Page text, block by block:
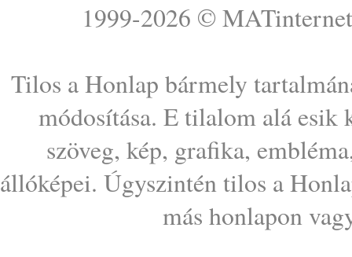
1999-2026 © MATinternet
Tilos a Honlap bármely
módosítása. E tilalom alá esik
szöveg, kép, grafika,
állóképei. Úgyszintén tilos a
más honlapon